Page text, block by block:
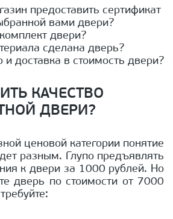
предоставить сертификат
вами двери?
двери?
сделана дверь?
и доставка в стоимость двери?
КАЧЕСТВО
ДВЕРИ?
ценовой категории понятие
разным. Глупо предъявлять
к двери за 1000 рублей. Но
дверь по стоимости от 7000